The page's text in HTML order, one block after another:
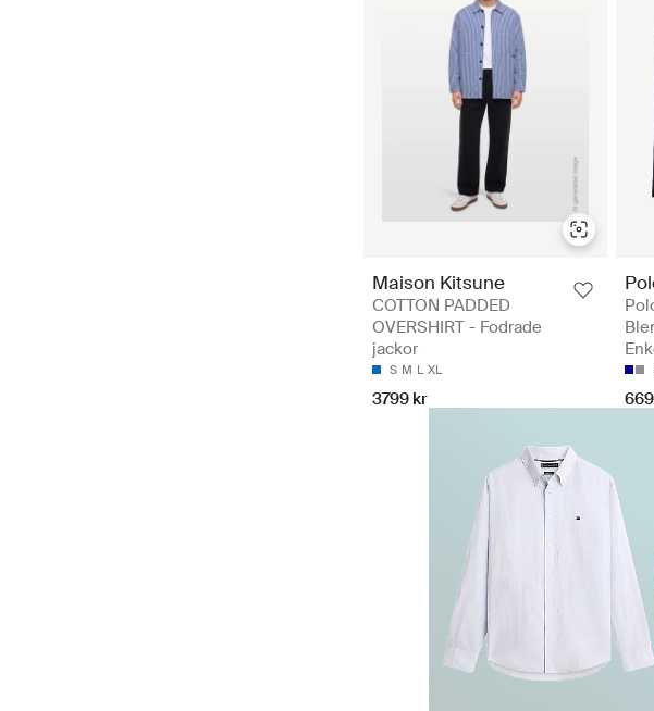
Maison Kitsune
COTTON PADDED
OVERSHIRT - Fodrade
jackor
S M L XL
3799 kr